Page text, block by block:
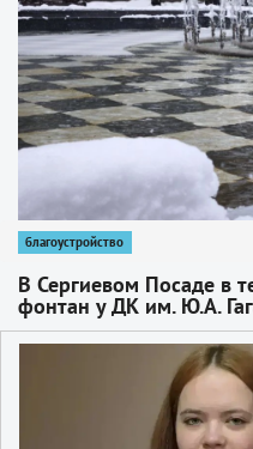
благоустройство
В Сергиевом Посаде в
фонтан у ДК им. Ю.А.